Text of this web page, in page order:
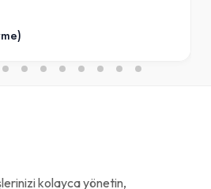
kolayca yönetin,